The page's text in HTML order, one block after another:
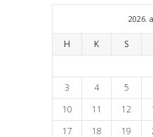
2026.
H K S
3
4 5
10
11 12
17
18 19